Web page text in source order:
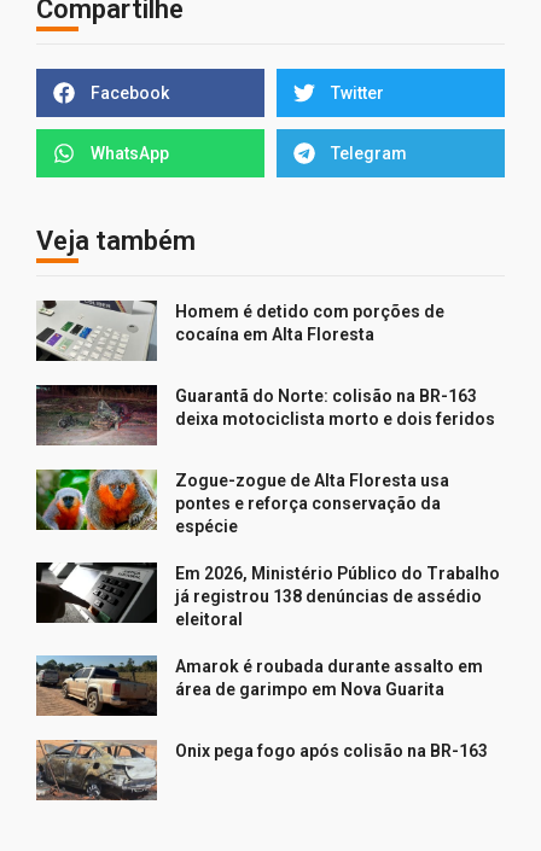
Compartilhe
Facebook Twitter
WhatsApp Telegram
Veja também
Homem é detido com porções de
cocaína em Alta Floresta
Guarantã do Norte: colisão na BR-163
deixa motociclista morto e dois feridos
Zogue-zogue de Alta Floresta usa
pontes e reforça conservação da
espécie
Em 2026, Ministério Público do Trabalho
já registrou 138 denúncias de assédio
eleitoral
Amarok é roubada durante assalto em
área de garimpo em Nova Guarita
Onix pega fogo após colisão na BR-163